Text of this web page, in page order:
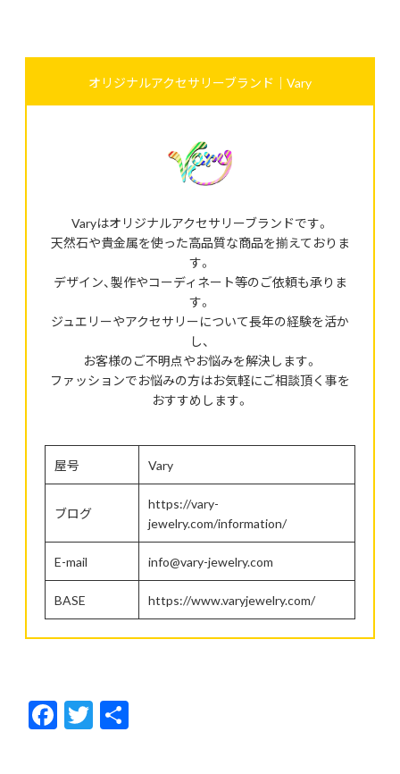
オリジナルアクセサリーブランド｜Vary
Varyはオリジナルアクセサリーブランドです。
天然石や貴金属を使った高品質な商品を揃えておりま
す。
デザイン、製作やコーディネート等のご依頼も承りま
す。
ジュエリーやアクセサリーについて長年の経験を活か
し、
お客様のご不明点やお悩みを解決します。
ファッションでお悩みの方はお気軽にご相談頂く事を
おすすめします。
屋号 Vary
ブログ
https://vary-
jewelry.com/information/
E-mail info@vary-jewelry.com
BASE https://www.varyjewelry.com/
F
ac
T
w